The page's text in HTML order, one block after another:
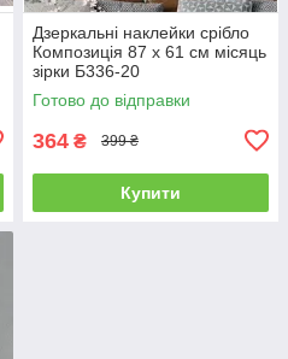
Дзеркальні наклейки срібло
Композиція 87 х 61 см місяць
зірки Б336-20
Готово до відправки
364 ₴ 399 ₴
Купити